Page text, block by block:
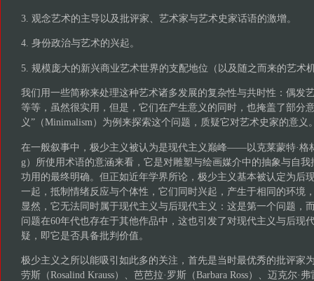
3. 观念艺术的主导以及批评家、艺术家与艺术史家话语的激增。
4. 身份政治与艺术的兴起。
5. 规模庞大的新兴商业艺术世界的支配地位（以及随之而来的艺术
我们用一些简称来处理这种艺术诸多发展的复杂性与共时性：偶发
等等，虽然很实用，但是，它们在产生意义的同时，也掩盖了部分
义”（Minimalism）为例来探索这个问题，质疑它对艺术史家的意义
在一般叙事中，极少主义被认为是现代主义巅峰——以克莱蒙特·格
g）所使用术语的意涵来看，它是对雕塑与绘画媒介中的抽象与自
功用的最终明确。但正如近年学界所论，极少主义基本被认定为后
一起，抵制情绪反应与个体性，它们同时兴起，产生于相同的环境
显然，它无法同时属于现代主义与后现代主义：这是第一个问题，
问题在60年代也存在于其他作品中，这也引发了对现代主义与后现
疑，即它是否具备批判价值。
极少主义之所以能吸引如此多的关注，首先是当时最优秀的批评家
劳斯（Rosalind Krauss）、芭芭拉·罗斯（Barbara Ross）、迈克尔·